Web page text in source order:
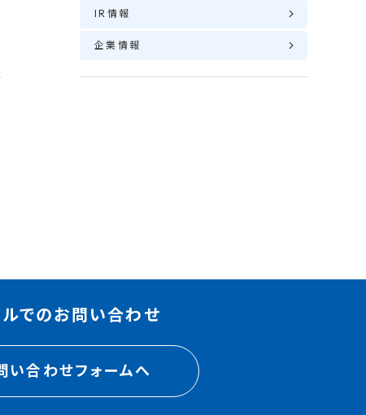
IR情報
企業情報
でのお問い合わせ
い合わせフォームへ